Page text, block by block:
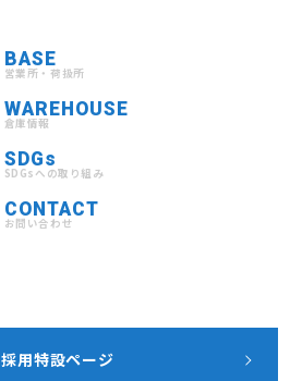
採用特設ページ
WAREHOUSE
倉庫情報
SDGs
SDGsへの取り組み
BASE
営業所・荷扱所
CONTACT
お問い合わせ